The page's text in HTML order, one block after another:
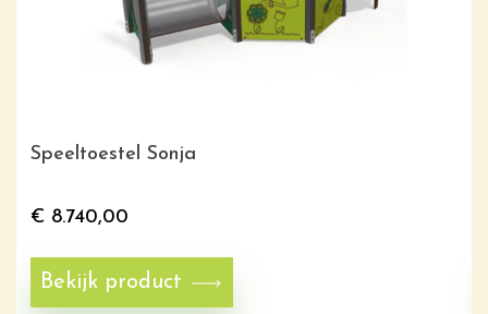
Speeltoestel Sonja
€ 8.740,00
Bekijk product